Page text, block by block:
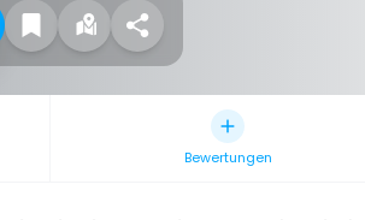
Bewertungen